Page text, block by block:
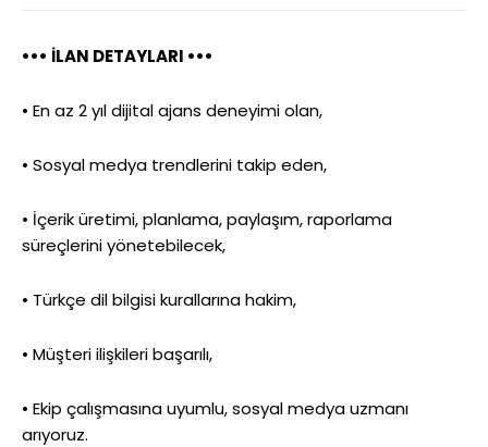
••• İLAN DETAYLARI •••
• En az 2 yıl dijital ajans deneyimi olan,
• Sosyal medya trendlerini takip eden,
• İçerik üretimi, planlama, paylaşım, raporlama
süreçlerini yönetebilecek,
• Türkçe dil bilgisi kurallarına hakim,
• Müşteri ilişkileri başarılı,
• Ekip çalışmasına uyumlu, sosyal medya uzmanı
arıyoruz.